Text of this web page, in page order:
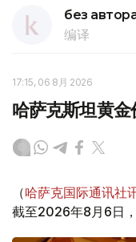
без
编译
17:15, 06 8月 2026
哈萨克斯坦黄
（哈萨克国际通讯社
截至2026年8月6日